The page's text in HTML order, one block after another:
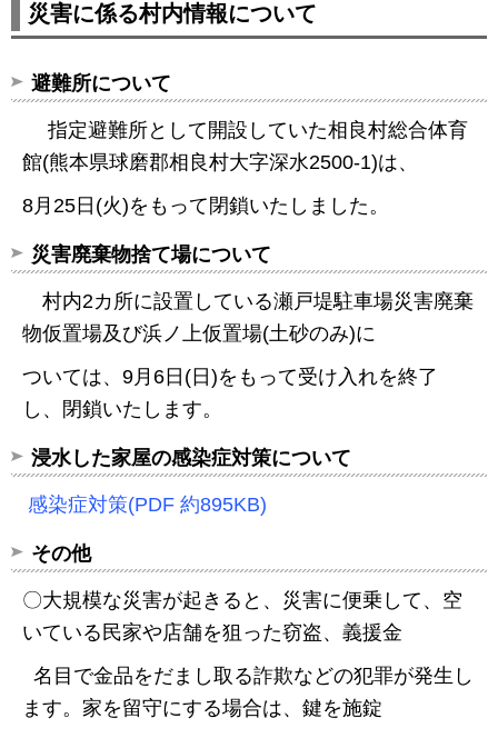
災害に係る村内情報について
避難所について
指定避難所として開設していた相良村総合体育
館(熊本県球磨郡相良村大字深水2500-1)は、
8月25日(火)をもって閉鎖いたしました。
災害廃棄物捨て場について
村内2カ所に設置している瀬戸堤駐車場災害廃棄
物仮置場及び浜ノ上仮置場(土砂のみ)に
ついては、9月6日(日)をもって受け入れを終了
し、閉鎖いたします。
浸水した家屋の感染症対策について
感染症対策(PDF 約895KB)
その他
〇大規模な災害が起きると、災害に便乗して、空
いている民家や店舗を狙った窃盗、義援金
名目で金品をだまし取る詐欺などの犯罪が発生し
ます。家を留守にする場合は、鍵を施錠